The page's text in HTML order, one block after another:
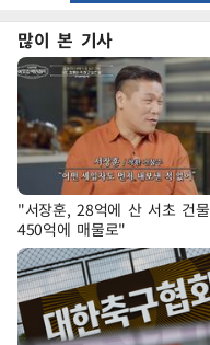
많이 본 기사
"서장훈, 28억에 산 서초 건물
450억에 매물로"